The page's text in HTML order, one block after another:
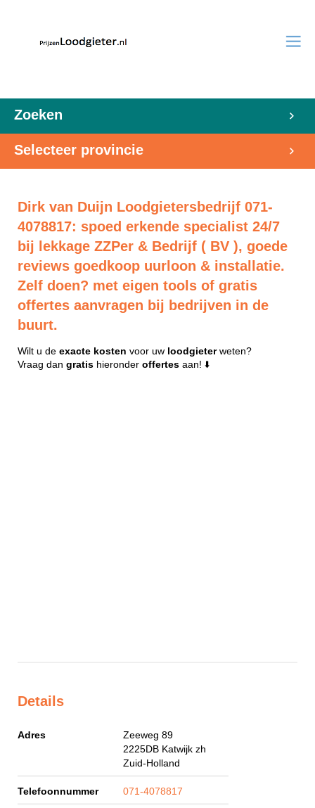
Zoeken
Selecteer provincie
Dirk van Duijn Loodgietersbedrijf 071-
4078817: spoed erkende specialist 24/7
bij lekkage ZZPer & Bedrijf ( BV ), goede
reviews goedkoop uurloon & installatie.
Zelf doen? met eigen tools of gratis
offertes aanvragen bij bedrijven in de
buurt.
Wilt u de exacte kosten voor uw loodgieterweten?
Vraag dan gratis hieronder offertes aan! ⬇️
Details
Adres
Zeeweg 89
2225DB Katwijk zh
Zuid-Holland
Telefoonnummer 071-4078817